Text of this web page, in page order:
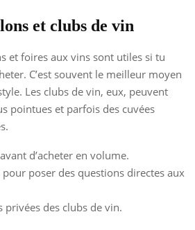
et clubs de vin
et foires aux vins sont utiles si tu
C’est souvent le meilleur moyen
Les clubs de vin, eux, peuvent
pointues et parfois des cuvées
d’acheter en volume.
poser des questions directes aux
privées des clubs de vin.